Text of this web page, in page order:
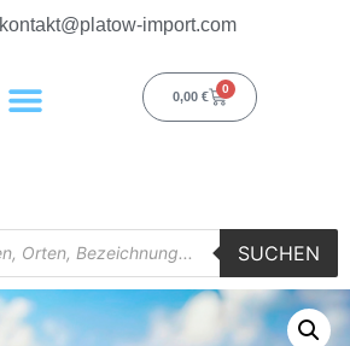
kontakt@platow-import.com
0,00 €
0
SUCHEN